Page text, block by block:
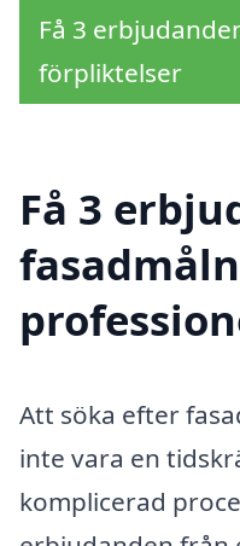
Få 3
förpliktelser
Få 3
Att söka efter
inte vara en
komplicerad